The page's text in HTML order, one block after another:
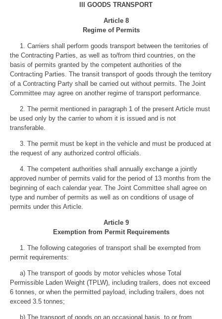
III GOODS TRANSPORT
Article 8
Regime of Permits
1. Carriers shall perform goods transport between the territories of
the Contracting Parties, as well as to/from third countries, on the
basis of permits granted by the competent authorities of the
Contracting Parties. The transit transport of goods through the territory
of a Contracting Party shall be carried out without permits. The Joint
Committee may agree on another regime of transport performance.
2. The permit mentioned in paragraph 1 of the present Article must
be used only by the carrier to whom it is issued and is not
transferable.
3. The permit must be kept in the vehicle and must be produced at
the request of any authorized control officials.
4. The competent authorities shall annually exchange a jointly
approved number of permits valid for the period of 13 months from the
beginning of each calendar year. The Joint Committee shall agree on
type and number of permits as well as on conditions of usage of
permits under this Article.
Article 9
Exemption from Permit Requirements
1. The following categories of transport shall be exempted from
permit requirements:
a) The transport of goods by motor vehicles whose Total
Permissible Laden Weight (TPLW), including trailers, does not exceed
6 tonnes, or when the permitted payload, including trailers, does not
exceed 3.5 tonnes;
b) The transport of goods on an occasional basis, to or from